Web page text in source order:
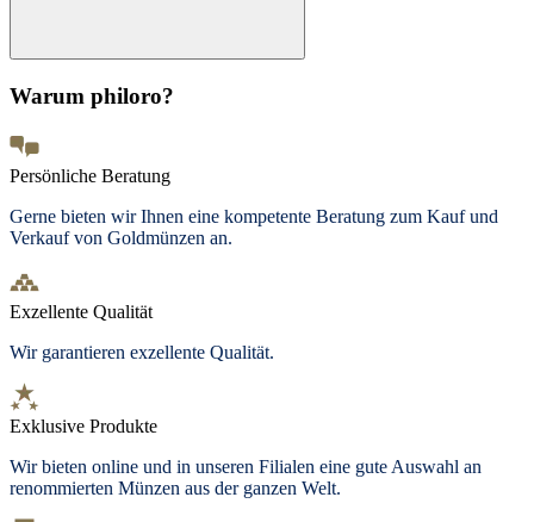
Warum philoro?
Persönliche Beratung
Gerne bieten wir Ihnen eine kompetente Beratung zum Kauf und
Verkauf von Goldmünzen an.
Exzellente Qualität
Wir garantieren exzellente Qualität.
Exklusive Produkte
Wir bieten online und in unseren Filialen eine gute Auswahl an
renommierten Münzen aus der ganzen Welt.